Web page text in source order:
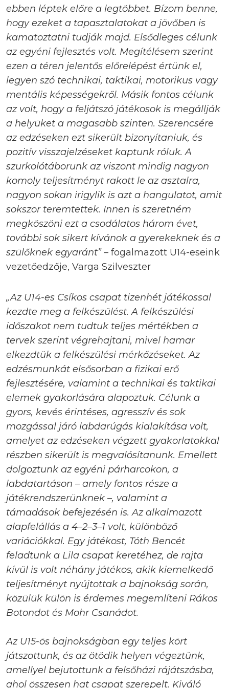
ebben léptek előre a legtöbbet. Bízom benne,
hogy ezeket a tapasztalatokat a jövőben is
kamatoztatni tudják majd. Elsődleges célunk
az egyéni fejlesztés volt. Megítélésem szerint
ezen a téren jelentős előrelépést értünk el,
legyen szó technikai, taktikai, motorikus vagy
mentális képességekről. Másik fontos célunk
az volt, hogy a feljátszó játékosok is megállják
a helyüket a magasabb szinten. Szerencsére
az edzéseken ezt sikerült bizonyítaniuk, és
pozitív visszajelzéseket kaptunk róluk. A
szurkolótáborunk az viszont mindig nagyon
komoly teljesítményt rakott le az asztalra,
nagyon sokan irigylik is azt a hangulatot, amit
sokszor teremtettek. Innen is szeretném
megköszöni ezt a csodálatos három évet,
további sok sikert kívánok a gyerekeknek és a
szülőknek egyaránt”– fogalmazott U14-eseink
vezetőedzője, Varga Szilveszter
„Az U14-es Csíkos csapat tizenhét játékossal
kezdte meg a felkészülést. A felkészülési
időszakot nem tudtuk teljes mértékben a
tervek szerint végrehajtani, mivel hamar
elkezdtük a felkészülési mérkőzéseket. Az
edzésmunkát elsősorban a fizikai erő
fejlesztésére, valamint a technikai és taktikai
elemek gyakorlására alapoztuk. Célunk a
gyors, kevés érintéses, agresszív és sok
mozgással járó labdarúgás kialakítása volt,
amelyet az edzéseken végzett gyakorlatokkal
részben sikerült is megvalósítanunk. Emellett
dolgoztunk az egyéni párharcokon, a
labdatartáson – amely fontos része a
játékrendszerünknek –, valamint a
támadások befejezésén is. Az alkalmazott
alapfelállás a 4–2–3–1 volt, különböző
variációkkal. Egy játékost, Tóth Bencét
feladtunk a Lila csapat keretéhez, de rajta
kívül is volt néhány játékos, akik kiemelkedő
teljesítményt nyújtottak a bajnokság során,
közülük külön is érdemes megemlíteni Rákos
Botondot és Mohr Csanádot.
Az U15-ös bajnokságban egy teljes kört
játszottunk, és az ötödik helyen végeztünk,
amellyel bejutottunk a felsőházi rájátszásba,
ahol összesen hat csapat szerepelt. Kiváló